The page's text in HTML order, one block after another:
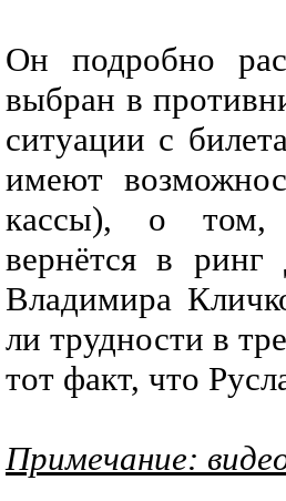
Он подробно
выбран в
ситуации с
имеют
кассы), о том,
вернётся в
Владимира
ли трудности в
тот факт, что
Примечание: